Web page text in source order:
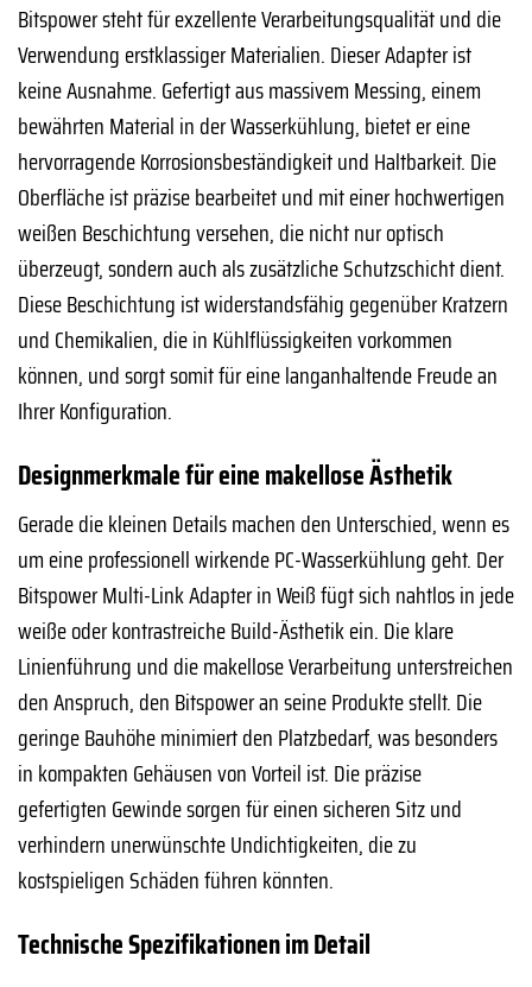
Bitspower steht für exzellente Verarbeitungsqualität und die
Verwendung erstklassiger Materialien. Dieser Adapter ist
keine Ausnahme. Gefertigt aus massivem Messing, einem
bewährten Material in der Wasserkühlung, bietet er eine
hervorragende Korrosionsbeständigkeit und Haltbarkeit. Die
Oberfläche ist präzise bearbeitet und mit einer hochwertigen
weißen Beschichtung versehen, die nicht nur optisch
überzeugt, sondern auch als zusätzliche Schutzschicht dient.
Diese Beschichtung ist widerstandsfähig gegenüber Kratzern
und Chemikalien, die in Kühlflüssigkeiten vorkommen
können, und sorgt somit für eine langanhaltende Freude an
Ihrer Konfiguration.
Designmerkmale für eine makellose Ästhetik
Gerade die kleinen Details machen den Unterschied, wenn es
um eine professionell wirkende PC-Wasserkühlung geht. Der
Bitspower Multi-Link Adapter in Weiß fügt sich nahtlos in jede
weiße oder kontrastreiche Build-Ästhetik ein. Die klare
Linienführung und die makellose Verarbeitung unterstreichen
den Anspruch, den Bitspower an seine Produkte stellt. Die
geringe Bauhöhe minimiert den Platzbedarf, was besonders
in kompakten Gehäusen von Vorteil ist. Die präzise
gefertigten Gewinde sorgen für einen sicheren Sitz und
verhindern unerwünschte Undichtigkeiten, die zu
kostspieligen Schäden führen könnten.
Technische Spezifikationen im Detail